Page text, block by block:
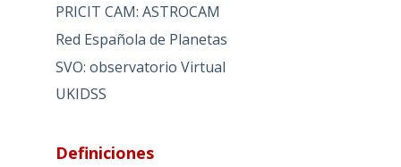
PRICIT CAM: ASTROCAM
Red Española de Planetas
SVO: observatorio Virtual
UKIDSS
Definiciones